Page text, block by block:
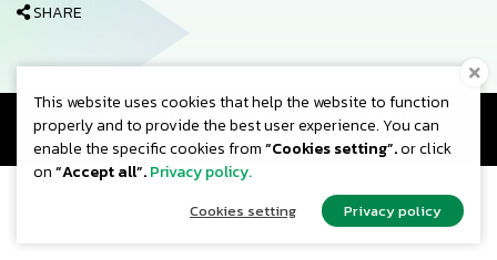
This website uses cookies that help the website to function
properly and to provide the best user experience. You can
enable the specific cookies from“Cookies setting”.or click
on“Accept all”.Privacy policy.
Cookies setting Privacy policy
SHARE
Copyright © 2019 New Concept Product Co.,Ltd. All rights
reserved.